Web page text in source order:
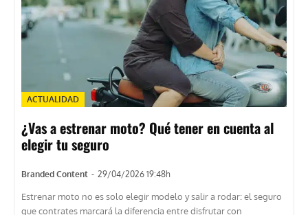
ACTUALIDAD
¿Vas a estrenar moto? Qué tener en cuenta al
elegir tu seguro
Branded Content - 29/04/2026 19:48h
Estrenar moto no es solo elegir modelo y salir a rodar: el seguro
que contrates marcará la diferencia entre disfrutar con